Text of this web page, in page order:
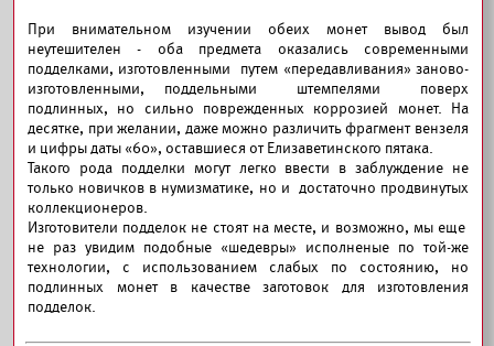
При внимательном изучении обеих монет вывод был
неутешителен - оба предмета оказались современными
подделками, изготовленными путем «передавливания» заново-
изготовленными, поддельными штемпелями поверх
подлинных, но сильно поврежденных коррозией монет. На
десятке, при желании, даже можно различить фрагмент вензеля
и цифры даты «60», оставшиеся от Елизаветинского пятака.
Такого рода подделки могут легко ввести в заблуждение не
только новичков в нумизматике, но и достаточно продвинутых
коллекционеров.
Изготовители подделок не стоят на месте, и возможно, мы еще
не раз увидим подобные «шедевры» исполненые по той-же
технологии, с использованием слабых по состоянию, но
подлинных монет в качестве заготовок для изготовления
подделок.